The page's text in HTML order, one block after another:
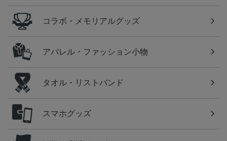
コラボ・メモリアルグッズ
アパレル・ファッション小物
タオル・リストバンド
スマホグッズ